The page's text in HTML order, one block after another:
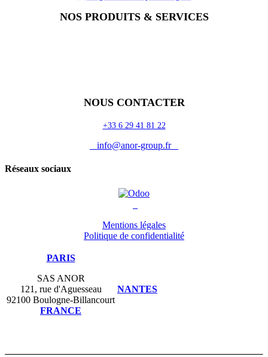
NOS PRODUITS & SERVICES
NOUS CONTACTER
+33 6 29 41 81 22
info@anor-group.fr
Réseaux sociaux
Mentions légales
Politique de confidentialité
PARIS
SAS ANOR
121, rue d'Aguesseau
92100 Boulogne-Billancourt
FRANCE
NANTES